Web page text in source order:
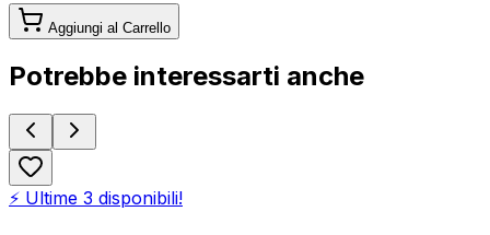
Aggiungi al Carrello
Potrebbe interessarti anche
⚡ Ultime 3 disponibili!